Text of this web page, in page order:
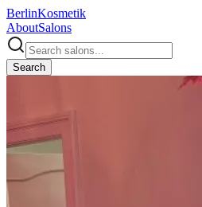
BerlinKosmetik
AboutSalons
Search